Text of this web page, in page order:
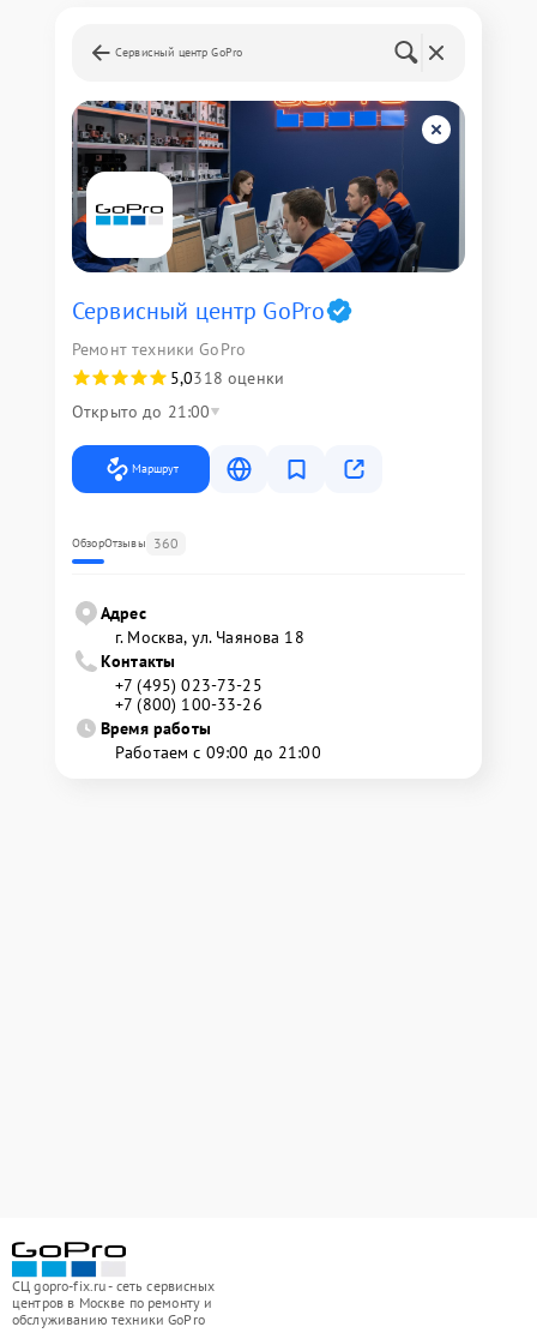
Сервисный центр GoPro
Сервисный центр GoPro
Ремонт техники GoPro
5,0318 оценки
Открыто до 21:00
Маршрут
ОбзорОтзывы 360
Адрес
г. Москва, ул. Чаянова 18
Контакты
+7 (495) 023-73-25
+7 (800) 100-33-26
Время работы
Работаем с 09:00 до 21:00
СЦ gopro-fix.ru - сеть сервисных
центров в Москве по ремонту и
обслуживанию техники GoPro